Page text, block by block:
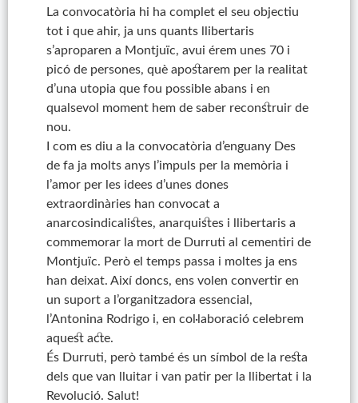
La convocatòria hi ha complet el seu objectiu
tot i que ahir, ja uns quants llibertaris
s’aproparen a Montjuïc, avui érem unes 70 i
picó de persones, què apostarem per la realitat
d’una utopia que fou possible abans i en
qualsevol moment hem de saber reconstruir de
nou.
I com es diu a la convocatòria d’enguany Des
de fa ja molts anys l’impuls per la memòria i
l’amor per les idees d’unes dones
extraordinàries han convocat a
anarcosindicalistes, anarquistes i llibertaris a
commemorar la mort de Durruti al cementiri de
Montjuïc. Però el temps passa i moltes ja ens
han deixat. Així doncs, ens volen convertir en
un suport a l’organitzadora essencial,
l’Antonina Rodrigoi, en col·laboració celebrem
aquest acte.
És Durruti, però també és un símbol de la resta
dels que van lluitar i van patir per la llibertat i la
Revolució. Salut!